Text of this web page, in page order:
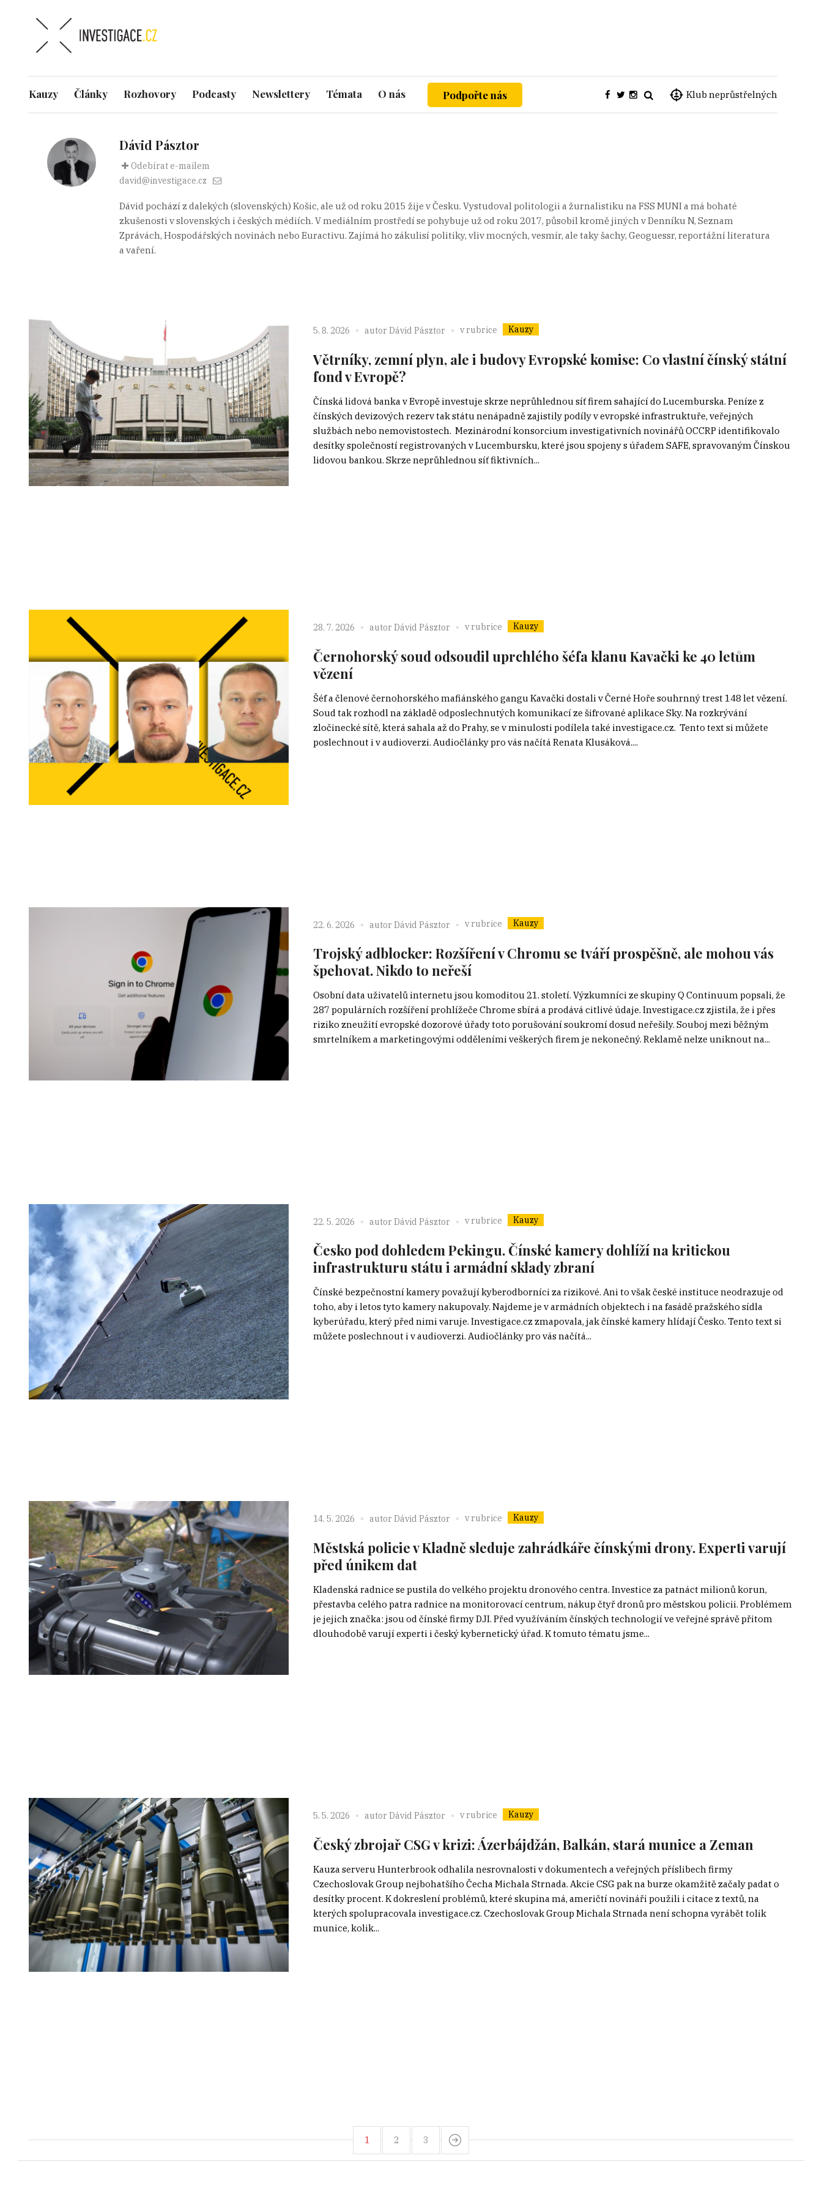
Klub neprůstřelných
Kauzy Články Rozhovory Podcasty Newslettery Témata O nás Podpořte nás
Dávid Pásztor
Odebírat e-mailem
david@investigace.cz
Dávid pochází z dalekých (slovenských) Košic, ale už od roku 2015 žije v Česku. Vystudoval politologii a žurnalistiku na FSS MUNI a má bohaté
zkušenosti v slovenských i českých médiích. V mediálním prostředí se pohybuje už od roku 2017, působil kromě jiných v Denníku N, Seznam
Zprávách, Hospodářských novinách nebo Euractivu. Zajímá ho zákulisí politiky, vliv mocných, vesmír, ale taky šachy, Geoguessr, reportážní literatura
a vaření.
5. 8. 2026 autor Dávid Pásztor v rubrice Kauzy
Větrníky, zemní plyn, ale i budovy Evropské komise: Co vlastní čínský státní
fond v Evropě?
Čínská lidová banka v Evropě investuje skrze neprůhlednou síť firem sahající do Lucemburska. Peníze z
čínských devizových rezerv tak státu nenápadně zajistily podíly v evropské infrastruktuře, veřejných
službách nebo nemovistostech. Mezinárodní konsorcium investigativních novinářů OCCRP identifikovalo
desítky společností registrovaných v Lucembursku, které jsou spojeny s úřadem SAFE, spravovaným Čínskou
lidovou bankou. Skrze neprůhlednou síť fiktivních...
28. 7. 2026 autor Dávid Pásztor v rubrice Kauzy
Černohorský soud odsoudil uprchlého šéfa klanu Kavački ke 40 letům
vězení
Šéf a členové černohorského mafiánského gangu Kavački dostali v Černé Hoře souhrnný trest 148 let vězení.
Soud tak rozhodl na základě odposlechnutých komunikací ze šifrované aplikace Sky. Na rozkrývání
zločinecké sítě, která sahala až do Prahy, se v minulosti podílela také investigace.cz. Tento text si můžete
poslechnout i v audioverzi. Audiočlánky pro vás načítá Renata Klusáková....
22. 6. 2026 autor Dávid Pásztor v rubrice Kauzy
Trojský adblocker: Rozšíření v Chromu se tváří prospěšně, ale mohou vás
špehovat. Nikdo to neřeší
Osobní data uživatelů internetu jsou komoditou 21. století. Výzkumníci ze skupiny Q Continuum popsali, že
287 populárních rozšíření prohlížeče Chrome sbírá a prodává citlivé údaje. Investigace.cz zjistila, že i přes
riziko zneužití evropské dozorové úřady toto porušování soukromí dosud neřešily. Souboj mezi běžným
smrtelníkem a marketingovými odděleními veškerých firem je nekonečný. Reklamě nelze uniknout na...
22. 5. 2026 autor Dávid Pásztor v rubrice Kauzy
Česko pod dohledem Pekingu. Čínské kamery dohlíží na kritickou
infrastrukturu státu i armádní sklady zbraní
Čínské bezpečnostní kamery považují kyberodborníci za rizikové. Ani to však české instituce neodrazuje od
toho, aby i letos tyto kamery nakupovaly. Najdeme je v armádních objektech i na fasádě pražského sídla
kyberúřadu, který před nimi varuje. Investigace.cz zmapovala, jak čínské kamery hlídají Česko. Tento text si
můžete poslechnout i v audioverzi. Audiočlánky pro vás načítá...
14. 5. 2026 autor Dávid Pásztor v rubrice Kauzy
Městská policie v Kladně sleduje zahrádkáře čínskými drony. Experti varují
před únikem dat
Kladenská radnice se pustila do velkého projektu dronového centra. Investice za patnáct milionů korun,
přestavba celého patra radnice na monitorovací centrum, nákup čtyř dronů pro městskou policii. Problémem
je jejich značka: jsou od čínské firmy DJI. Před využíváním čínských technologií ve veřejné správě přitom
dlouhodobě varují experti i český kybernetický úřad. K tomuto tématu jsme...
5. 5. 2026 autor Dávid Pásztor v rubrice Kauzy
Český zbrojař CSG v krizi: Ázerbájdžán, Balkán, stará munice a Zeman
Kauza serveru Hunterbrook odhalila nesrovnalosti v dokumentech a veřejných příslibech firmy
Czechoslovak Group nejbohatšího Čecha Michala Strnada. Akcie CSG pak na burze okamžitě začaly padat o
desítky procent. K dokreslení problémů, které skupina má, američtí novináři použili i citace z textů, na
kterých spolupracovala investigace.cz. Czechoslovak Group Michala Strnada není schopna vyrábět tolik
munice, kolik...
1 2 3